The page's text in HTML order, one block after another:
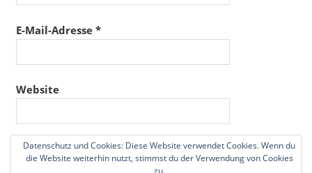
E-Mail-Adresse *
Website
Name, E-Mail-Adresse und Website in diesem
Browser für meinen nächsten Kommentar speichern.
Datenschutz und Cookies: Diese Website verwendet Cookies. Wenn du
die Website weiterhin nutzt, stimmst du der Verwendung von Cookies
zu.